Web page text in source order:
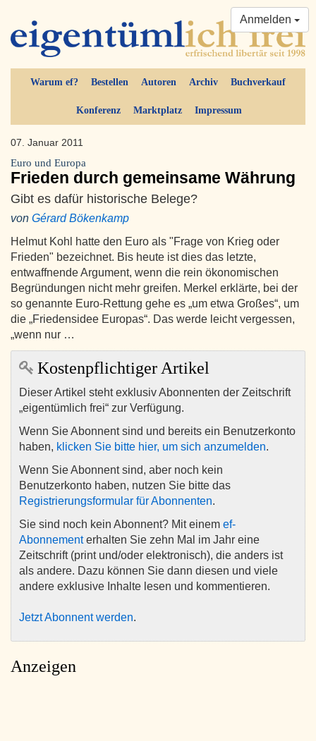
Warum ef? Bestellen Autoren Archiv Buchverkauf
Konferenz Marktplatz Impressum
Anmelden
07. Januar 2011
Euro und Europa
Frieden durch gemeinsame Währung
Gibt es dafür historische Belege?
von Gérard Bökenkamp
Helmut Kohl hatte den Euro als "Frage von Krieg oder
Frieden" bezeichnet. Bis heute ist dies das letzte,
entwaffnende Argument, wenn die rein ökonomischen
Begründungen nicht mehr greifen. Merkel erklärte, bei der
so genannte Euro-Rettung gehe es „um etwa Großes“, um
die „Friedensidee Europas“. Das werde leicht vergessen,
„wenn nur …
Kostenpflichtiger Artikel
Dieser Artikel steht exklusiv Abonnenten der Zeitschrift
„eigentümlich frei“ zur Verfügung.
Wenn Sie Abonnent sind und bereits ein Benutzerkonto
haben, klicken Sie bitte hier, um sich anzumelden.
Wenn Sie Abonnent sind, aber noch kein
Benutzerkonto haben, nutzen Sie bitte das
Registrierungsformular für Abonnenten.
Sie sind noch kein Abonnent? Mit einem ef-
Abonnementerhalten Sie zehn Mal im Jahr eine
Zeitschrift (print und/oder elektronisch), die anders ist
als andere. Dazu können Sie dann diesen und viele
andere exklusive Inhalte lesen und kommentieren.
Jetzt Abonnent werden.
Anzeigen